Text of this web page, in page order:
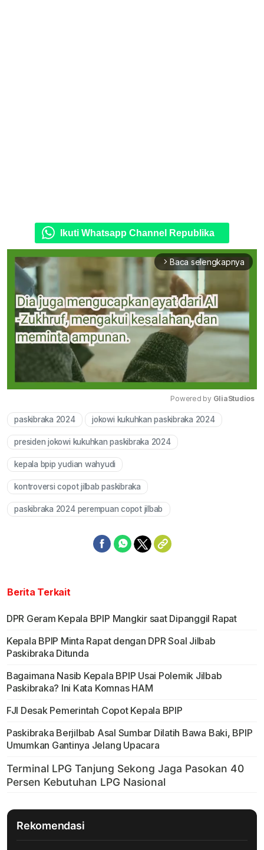
Ikuti Whatsapp Channel Republika
arrow_forward_ios Baca selengkapnya
Mute
Powered by GliaStudios
paskibraka 2024 jokowi kukuhkan paskibraka 2024
presiden jokowi kukuhkan paskibraka 2024
kepala bpip yudian wahyudi
kontroversi copot jilbab paskibraka
paskibraka 2024 perempuan copot jilbab
Berita Terkait
DPR Geram Kepala BPIP Mangkir saat Dipanggil Rapat
Kepala BPIP Minta Rapat dengan DPR Soal Jilbab
Paskibraka Ditunda
Bagaimana Nasib Kepala BPIP Usai Polemik Jilbab
Paskibraka? Ini Kata Komnas HAM
FJI Desak Pemerintah Copot Kepala BPIP
Paskibraka Berjilbab Asal Sumbar Dilatih Bawa Baki, BPIP
Umumkan Gantinya Jelang Upacara
Rekomendasi